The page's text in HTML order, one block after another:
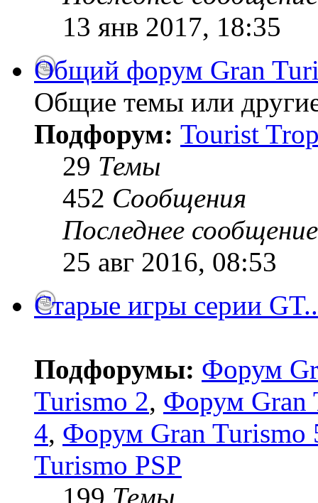
13 янв 2017, 18:35
Общий форум Gran
Общие темы или
Подфорум: Tourist
29 Темы
452 Сообщения
Последнее сообщение
25 авг 2016, 08:53
Старые игры серии
Подфорумы: Форум
Turismo 2, Форум Gran
4, Форум Gran Turismo
Turismo PSP